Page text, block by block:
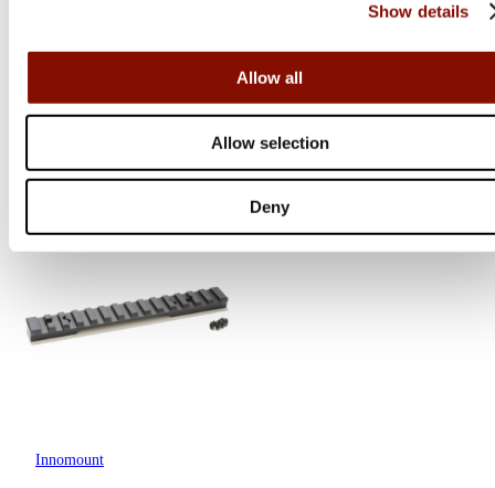
Show details
Allow all
Allow selection
Deny
Carl Gustaf 2000
595 kr
0 MOA
Flera varianter
Från 595 kr
Online: I lager
Innomount